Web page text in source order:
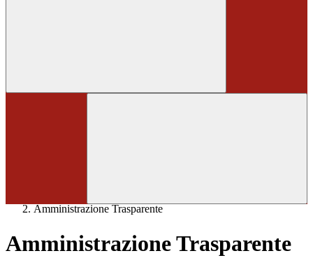
Amministrazione Trasparente
Amministrazione Trasparente